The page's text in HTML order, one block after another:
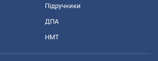
Підручники
ДПА
НМТ